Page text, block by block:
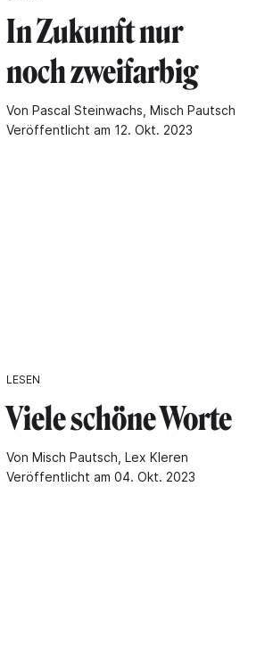
In Zukunft nur
noch zweifarbig
Von Pascal Steinwachs, Misch Pautsch
Veröffentlicht am 12. Okt. 2023
LESEN
Viele schöne Worte
Von Misch Pautsch, Lex Kleren
Veröffentlicht am 04. Okt. 2023